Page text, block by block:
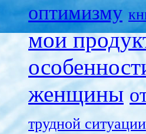
оптимизму
мои
женщины
трудной ситуации